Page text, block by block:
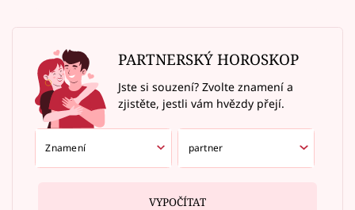
PARTNERSKÝ HOROSKOP
Jste si souzení? Zvolte znamení a
zjistěte, jestli vám hvězdy přejí.
VYPOČÍTAT